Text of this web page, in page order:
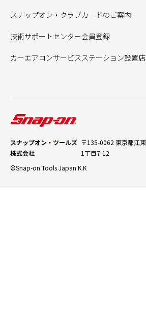
スナップオン・クラブカードのご案内
技術サポートセンター会員登録
カーエアコンサービスステーション設置
スナップオン・ツールズ
株式会社
〒135-0062 東京都江
1丁目7-12
©Snap-on Tools Japan K.K